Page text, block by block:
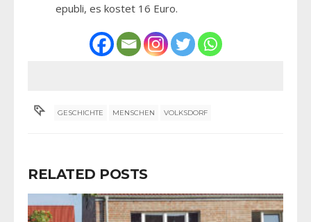
epubli, es kostet 16 Euro.
GESCHICHTE MENSCHEN VOLKSDORF
RELATED POSTS